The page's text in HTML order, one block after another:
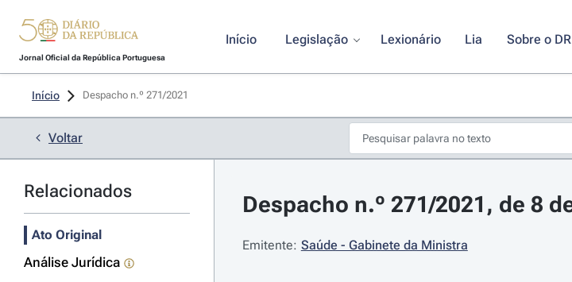
Jornal Oficial da República Portuguesa
Início Legislação Lexionário Lia Sobre o DR
Início Despacho n.º 271/2021
Voltar
Relacionados
Ato Original
Análise Jurídica
Despacho n.º 271/2021, de 8
Emitente: Saúde - Gabinete da Ministra